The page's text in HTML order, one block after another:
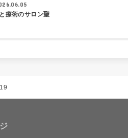
療術のサロン聖